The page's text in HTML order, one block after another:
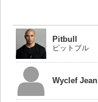
Pitbull
ピットブル
Wyclef Jean